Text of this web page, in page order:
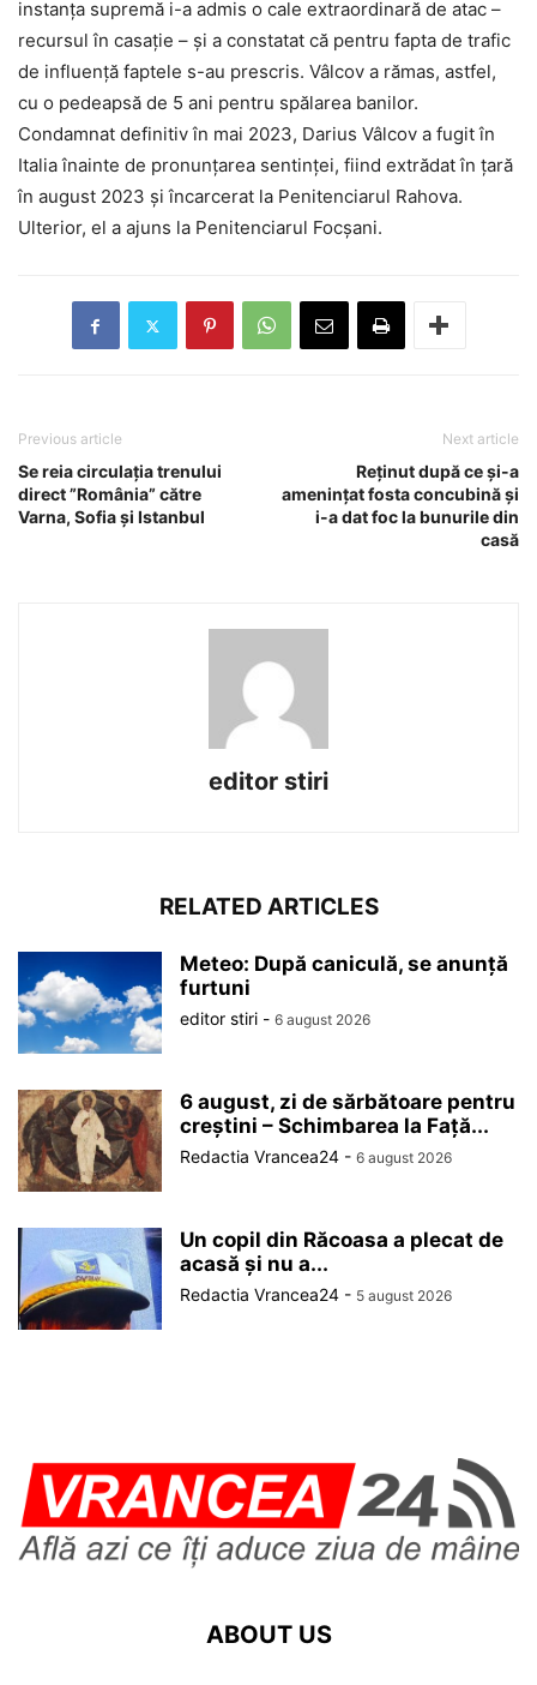
instanţa supremă i-a admis o cale extraordinară de atac –
recursul în casaţie – şi a constatat că pentru fapta de trafic
de influenţă faptele s-au prescris. Vâlcov a rămas, astfel,
cu o pedeapsă de 5 ani pentru spălarea banilor.
Condamnat definitiv în mai 2023, Darius Vâlcov a fugit în
Italia înainte de pronunţarea sentinţei, fiind extrădat în ţară
în august 2023 şi încarcerat la Penitenciarul Rahova.
Ulterior, el a ajuns la Penitenciarul Focșani.
Previous article
Se reia circulația trenului
direct ”România” către
Varna, Sofia și Istanbul
Next article
Reținut după ce și-a
amenințat fosta concubină și
i-a dat foc la bunurile din
casă
editor stiri
RELATED ARTICLES
Meteo: După caniculă, se anunță
furtuni
editor stiri - 6 august 2026
6 august, zi de sărbătoare pentru
creștini – Schimbarea la Față...
Redactia Vrancea24 - 6 august 2026
Un copil din Răcoasa a plecat de
acasă și nu a...
Redactia Vrancea24 - 5 august 2026
ABOUT US